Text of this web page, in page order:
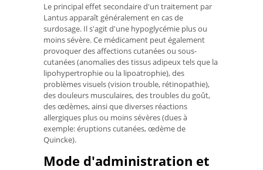
Le principal effet secondaire d'un traitement par
Lantus apparaît généralement en cas de
surdosage. Il s'agit d'une hypoglycémie plus ou
moins sévère. Ce médicament peut également
provoquer des affections cutanées ou sous-
cutanées (anomalies des tissus adipeux tels que la
lipohypertrophie ou la lipoatrophie), des
problèmes visuels (vision trouble, rétinopathie),
des douleurs musculaires, des troubles du goût,
des œdèmes, ainsi que diverses réactions
allergiques plus ou moins sévères (dues à
exemple: éruptions cutanées, œdème de
Quincke).
Mode d'administration et